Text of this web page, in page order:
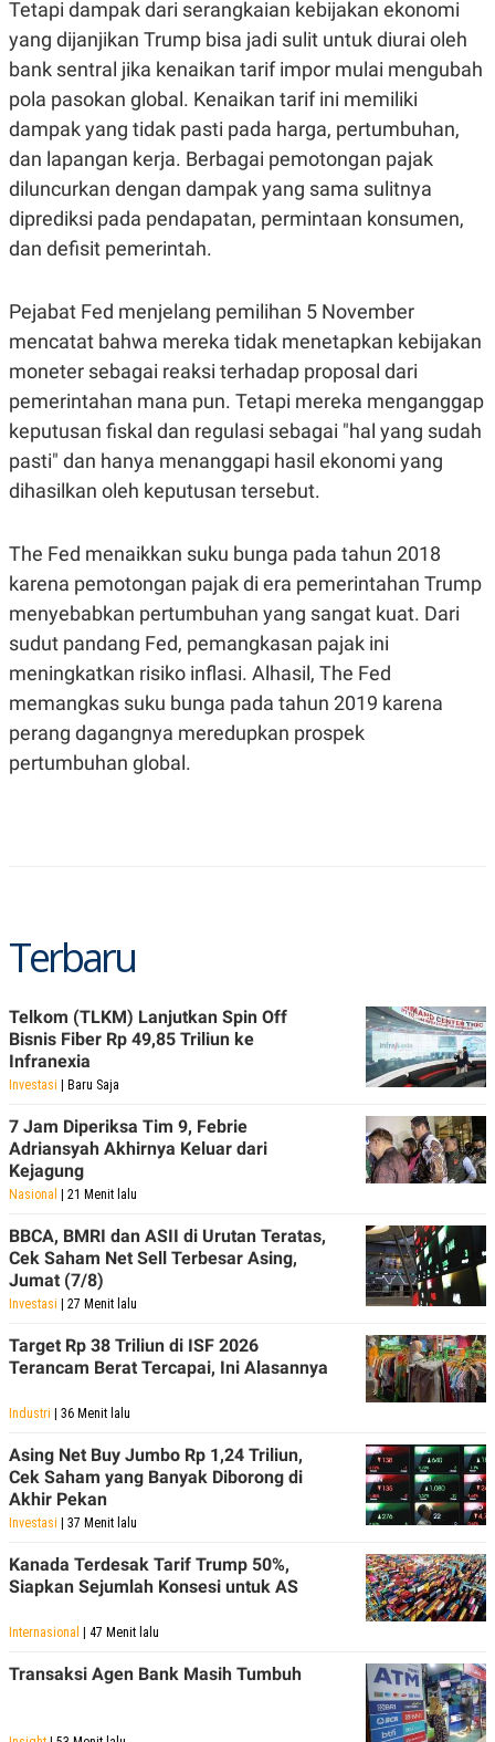
Tetapi dampak dari serangkaian kebijakan ekonomi
yang dijanjikan Trump bisa jadi sulit untuk diurai oleh
bank sentral jika kenaikan tarif impor mulai mengubah
pola pasokan global. Kenaikan tarif ini memiliki
dampak yang tidak pasti pada harga, pertumbuhan,
dan lapangan kerja. Berbagai pemotongan pajak
diluncurkan dengan dampak yang sama sulitnya
diprediksi pada pendapatan, permintaan konsumen,
dan defisit pemerintah.
Pejabat Fed menjelang pemilihan 5 November
mencatat bahwa mereka tidak menetapkan kebijakan
moneter sebagai reaksi terhadap proposal dari
pemerintahan mana pun. Tetapi mereka menganggap
keputusan fiskal dan regulasi sebagai "hal yang sudah
pasti" dan hanya menanggapi hasil ekonomi yang
dihasilkan oleh keputusan tersebut.
The Fed menaikkan suku bunga pada tahun 2018
karena pemotongan pajak di era pemerintahan Trump
menyebabkan pertumbuhan yang sangat kuat. Dari
sudut pandang Fed, pemangkasan pajak ini
meningkatkan risiko inflasi. Alhasil, The Fed
memangkas suku bunga pada tahun 2019 karena
perang dagangnya meredupkan prospek
pertumbuhan global.
Terbaru
Telkom (TLKM) Lanjutkan Spin Off
Bisnis Fiber Rp 49,85 Triliun ke
Infranexia
Investasi | Baru Saja
7 Jam Diperiksa Tim 9, Febrie
Adriansyah Akhirnya Keluar dari
Kejagung
Nasional | 21 Menit lalu
BBCA, BMRI dan ASII di Urutan Teratas,
Cek Saham Net Sell Terbesar Asing,
Jumat (7/8)
Investasi | 27 Menit lalu
Target Rp 38 Triliun di ISF 2026
Terancam Berat Tercapai, Ini Alasannya
Industri | 36 Menit lalu
Asing Net Buy Jumbo Rp 1,24 Triliun,
Cek Saham yang Banyak Diborong di
Akhir Pekan
Investasi | 37 Menit lalu
Kanada Terdesak Tarif Trump 50%,
Siapkan Sejumlah Konsesi untuk AS
Internasional | 47 Menit lalu
Transaksi Agen Bank Masih Tumbuh